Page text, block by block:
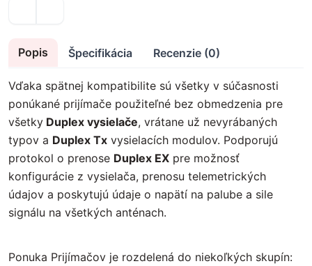
Popis Špecifikácia Recenzie (0)
Vďaka spätnej kompatibilite sú všetky v súčasnosti
ponúkané prijímače použiteľné bez obmedzenia pre
všetky Duplex vysielače, vrátane už nevyrábaných
typov a Duplex Tx vysielacích modulov. Podporujú
protokol o prenose Duplex EX pre možnosť
konfigurácie z vysielača, prenosu telemetrických
údajov a poskytujú údaje o napätí na palube a sile
signálu na všetkých anténach.
Ponuka Prijímačov je rozdelená do niekoľkých skupín: